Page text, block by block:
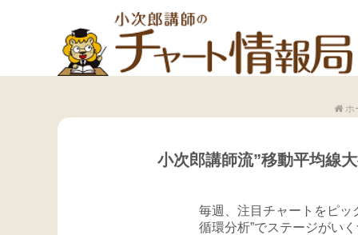
ホ
小次郎講師流”移動平均線
毎週、注目チャートをピッ
循環分析”でステージがい